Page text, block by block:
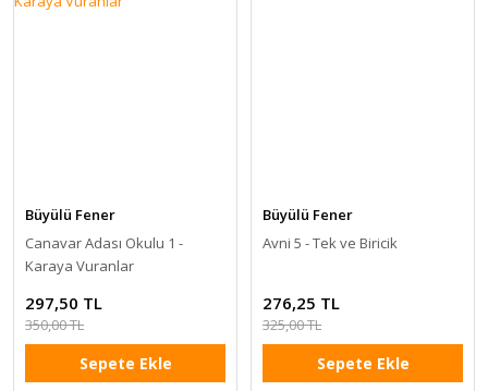
Büyülü Fener
Canavar Adası Okulu 1 -
Karaya Vuranlar
297,50 TL
350,00 TL
Sepete Ekle
Büyülü Fener
Avni 5 - Tek ve Biricik
276,25 TL
325,00 TL
Sepete Ekle